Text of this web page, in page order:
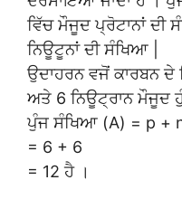
ਵਿੱਚ ਮੌਜੂਦ ਪ੍ਰੋਟਾਨਾਂ ਦੀ
ਨਿਊਟੂਨਾਂ ਦੀ ਸੰਖਿਆ |
ਉਦਾਹਰਨ ਵਜੋਂ ਕਾਰਬਨ ਦੇ
ਅਤੇ 6 ਨਿਊਟ੍ਰਾਨ ਮੌਜੂਦ
ਪੁੰਜ ਸੰਖਿਆ (A) = p +
= 6 + 6
= 12 ਹੈ ।